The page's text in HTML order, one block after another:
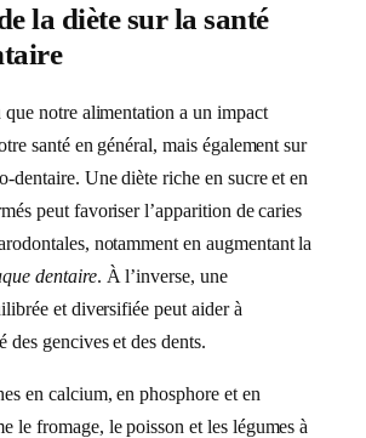
la diète sur la santé
notre alimentation a un impact
santé en général, mais également sur
dentaire. Une diète riche en sucre et en
peut favoriser l’apparition de caries
notamment en augmentant la
dentaire. À l’inverse, une
et diversifiée peut aider à
des gencives et des dents.
en calcium, en phosphore et en
le fromage, le poisson et les légumes à